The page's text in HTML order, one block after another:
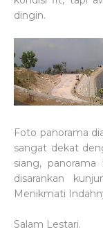
dingin.
Foto panorama
sangat dekat
siang,
disarankan
Menikmati
Salam Lestari.